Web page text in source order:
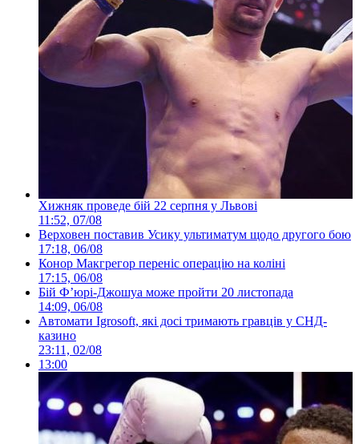
Хижняк проведе бій 22 серпня у Львові
11:52, 07/08
Верховен поставив Усику ультиматум щодо другого бою
17:18, 06/08
Конор Макгрегор переніс операцію на коліні
17:15, 06/08
Бій Ф’юрі-Джошуа може пройти 20 листопада
14:09, 06/08
Автомати Igrosoft, які досі тримають гравців у СНД-
казино
23:11, 02/08
13:00